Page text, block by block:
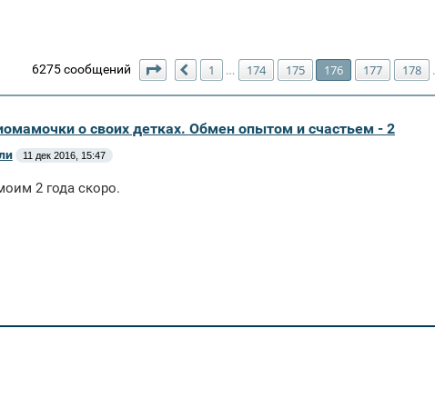
6275 сообщений Страница 176 из180
Пред.
1 … 174 175 176 177 178
о своих детках. Обмен опытом и счастьем - 2
11 дек 2016, 15:47
2 года скоро.